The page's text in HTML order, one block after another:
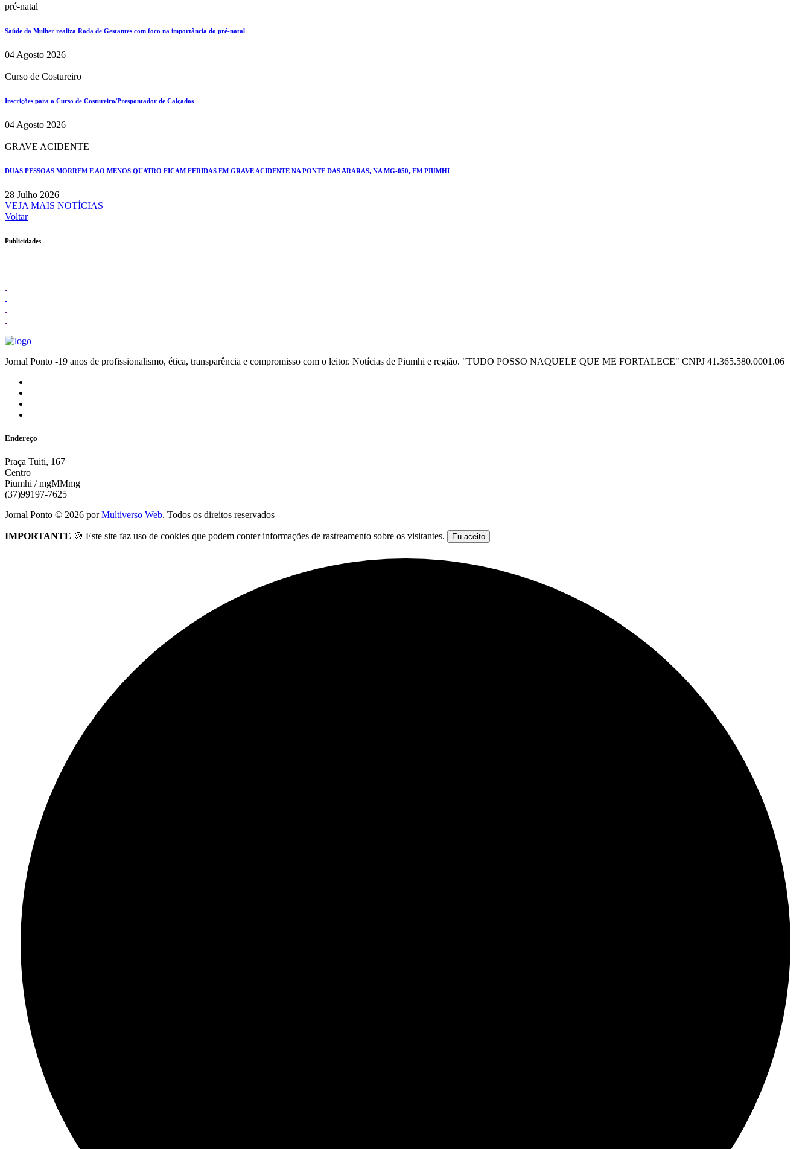
pré-natal
Saúde da Mulher realiza Roda de Gestantes com foco na importância do pré-natal
04 Agosto 2026
Curso de Costureiro
Inscrições para o Curso de Costureiro/Prespontador de Calçados
04 Agosto 2026
GRAVE ACIDENTE
DUAS PESSOAS MORREM E AO MENOS QUATRO FICAM FERIDAS EM GRAVE ACIDENTE NA PONTE DAS ARARAS, NA MG-050, EM PIUMHI
28 Julho 2026
VEJA MAIS NOTÍCIAS
Voltar
Publicidades
Jornal Ponto -19 anos de profissionalismo, ética, transparência e compromisso com o leitor. Notícias de Piumhi e região. "TUDO POSSO NAQUELE QUE ME FORTALECE" CNPJ 41.365.580.0001.06
Endereço
Praça Tuiti, 167
Centro
Piumhi / mgMMmg
(37)99197-7625
Jornal Ponto © 2026 porMultiverso Web. Todos os direitos reservados
IMPORTANTE 🍪 Este site faz uso de cookies que podem conter informações de rastreamento sobre os visitantes. Eu aceito